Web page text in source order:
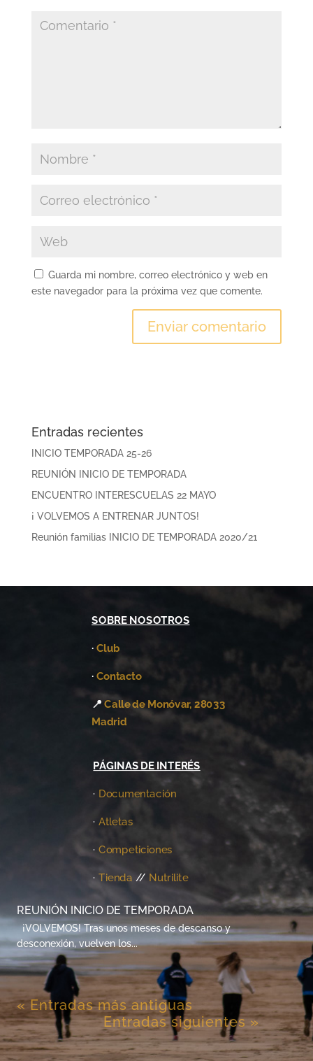
Guarda mi nombre, correo electrónico y web en
este navegador para la próxima vez que comente.
Entradas recientes
INICIO TEMPORADA 25-26
REUNIÓN INICIO DE TEMPORADA
ENCUENTRO INTERESCUELAS 22 MAYO
¡ VOLVEMOS A ENTRENAR JUNTOS!
Reunión familias INICIO DE TEMPORADA 2020/21
SOBRE NOSOTROS
· Club
· Contacto
📍Calle de Monóvar, 28033
Madrid
PÁGINAS DE INTERÉS
· Documentación
· Atletas
· Competiciones
· Tienda // Nutrilite
REUNIÓN INICIO DE TEMPORADA
¡VOLVEMOS! Tras unos meses de descanso y
desconexión, vuelven los...
« Entradas más antiguas
Entradas siguientes »